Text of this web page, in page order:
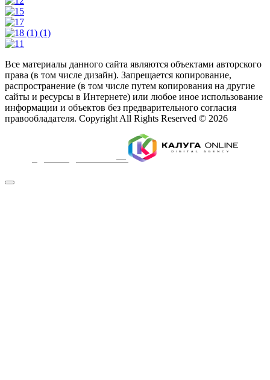
Все материалы данного сайта являются объектами авторского
права (в том числе дизайн). Запрещается копирование,
распространение (в том числе путем копирования на другие
сайты и ресурсы в Интернете) или любое иное использование
информации и объектов без предварительного согласия
правообладателя. Copyright All Rights Reserved © 2026
—